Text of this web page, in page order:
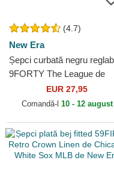
(4.7)
New Era
Șepci curbată negru
9FORTY The League de
Chicago White Sox MLB de
New Era
EUR 27,95
Comandă-l 10 - 12 august